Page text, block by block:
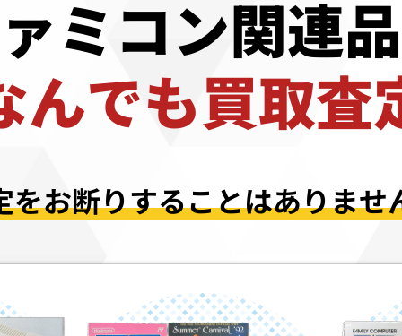
ミコン関連
んでも買取査
をお断りすることはありませ